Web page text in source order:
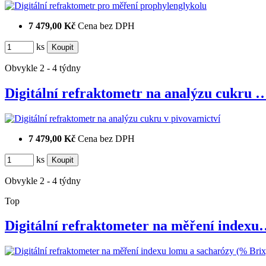
7 479,00 Kč Cena bez DPH
ks
Obvykle 2 - 4 týdny
Digitální refraktometr na analýzu cukru
7 479,00 Kč Cena bez DPH
ks
Obvykle 2 - 4 týdny
Top
Digitální refraktometer na měření